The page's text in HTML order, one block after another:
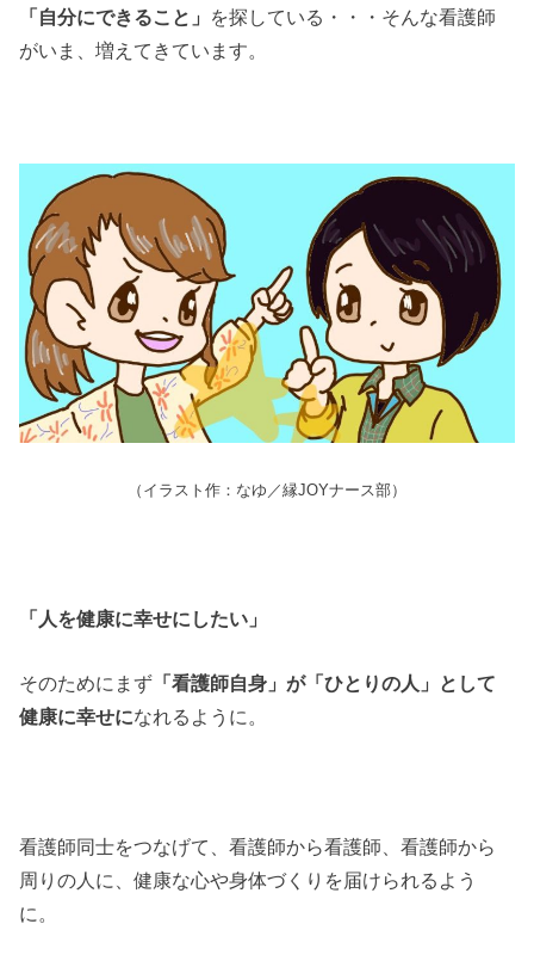
「自分にできること」 を探している・・・そんな看護師
がいま、増えてきています。
（イラスト作：なゆ／縁JOYナース部）
「人を健康に幸せにしたい」
そのためにまず 「看護師自身」が「ひとりの人」として
健康に幸せになれるように。
看護師同士をつなげて、看護師から看護師、看護師から
周りの人に、健康な心や身体づくりを届けられるよう
に。